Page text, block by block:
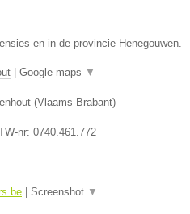
en in de provincie Henegouwen.
| Google maps ▼
(Vlaams-Brabant)
nr: 0740.461.772
| Screenshot ▼